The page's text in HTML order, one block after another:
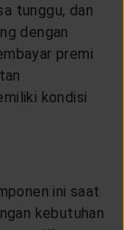
tunggu, dan
dengan
premi
kondisi
ini saat
kebutuhan